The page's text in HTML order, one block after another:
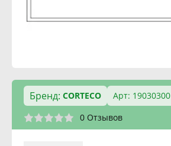
Бренд: CORTECO
Арт: 19030300
0 Отзывов